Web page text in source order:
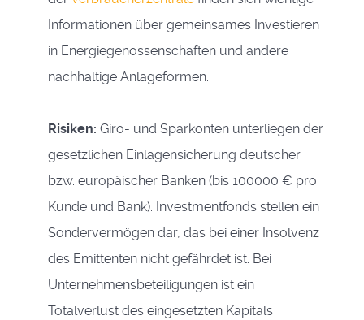
Informationen über gemeinsames Investieren
in Energiegenossenschaften und andere
nachhaltige Anlageformen.
Risiken: Giro- und Sparkonten unterliegen der
gesetzlichen Einlagensicherung deutscher
bzw. europäischer Banken (bis 100000 € pro
Kunde und Bank). Investmentfonds stellen ein
Sondervermögen dar, das bei einer Insolvenz
des Emittenten nicht gefährdet ist. Bei
Unternehmensbeteiligungen ist ein
Totalverlust des eingesetzten Kapitals